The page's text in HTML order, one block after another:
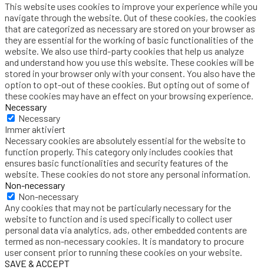
This website uses cookies to improve your experience while you
navigate through the website. Out of these cookies, the cookies
that are categorized as necessary are stored on your browser as
they are essential for the working of basic functionalities of the
website. We also use third-party cookies that help us analyze
and understand how you use this website. These cookies will be
stored in your browser only with your consent. You also have the
option to opt-out of these cookies. But opting out of some of
these cookies may have an effect on your browsing experience.
Necessary
Necessary
Immer aktiviert
Necessary cookies are absolutely essential for the website to
function properly. This category only includes cookies that
ensures basic functionalities and security features of the
website. These cookies do not store any personal information.
Non-necessary
Non-necessary
Any cookies that may not be particularly necessary for the
website to function and is used specifically to collect user
personal data via analytics, ads, other embedded contents are
termed as non-necessary cookies. It is mandatory to procure
user consent prior to running these cookies on your website.
SAVE & ACCEPT